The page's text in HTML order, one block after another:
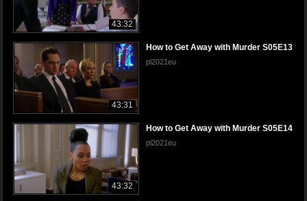
43:32
43:31
How to Get Away with Murder S05E13
pl2021eu
43:32
How to Get Away with Murder S05E14
pl2021eu